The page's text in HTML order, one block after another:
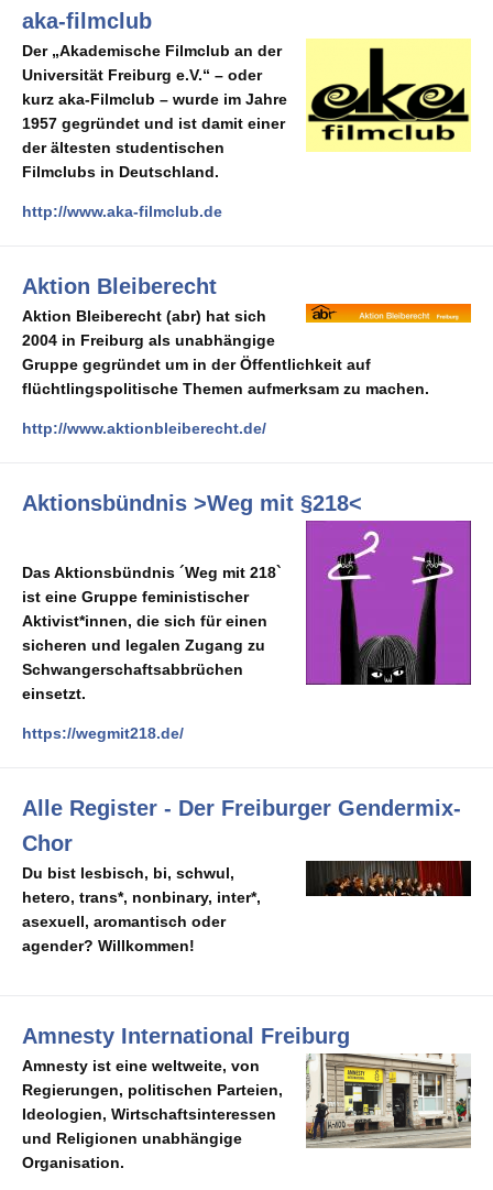
aka-filmclub
Der „Akademische Filmclub an der
Universität Freiburg e.V.“ – oder
kurz aka-Filmclub – wurde im Jahre
1957 gegründet und ist damit einer
der ältesten studentischen
Filmclubs in Deutschland.
http://www.aka-filmclub.de
Aktion Bleiberecht
Aktion Bleiberecht (abr) hat sich
2004 in Freiburg als unabhängige
Gruppe gegründet um in der Öffentlichkeit auf
flüchtlingspolitische Themen aufmerksam zu machen.
http://www.aktionbleiberecht.de/
Aktionsbündnis >Weg mit §218<
Das Aktionsbündnis ´Weg mit 218`
ist eine Gruppe feministischer
Aktivist*innen, die sich für einen
sicheren und legalen Zugang zu
Schwangerschaftsabbrüchen
einsetzt.
https://wegmit218.de/
Alle Register - Der Freiburger Gendermix-
Chor
Du bist lesbisch, bi, schwul,
hetero, trans*, nonbinary, inter*,
asexuell, aromantisch oder
agender? Willkommen!
Amnesty International Freiburg
Amnesty ist eine weltweite, von
Regierungen, politischen Parteien,
Ideologien, Wirtschaftsinteressen
und Religionen unabhängige
Organisation.